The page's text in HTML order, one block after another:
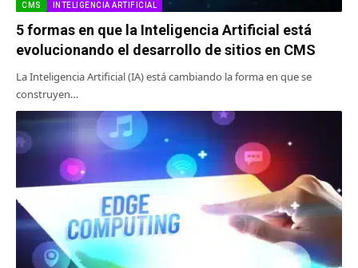
CMS INTELIGENCIA ARTIFICIAL
5 formas en que la Inteligencia Artificial está
evolucionando el desarrollo de sitios en CMS
La Inteligencia Artificial (IA) está cambiando la forma en que se
construyen…